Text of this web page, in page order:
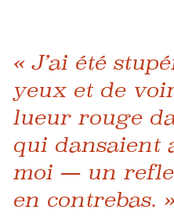
« J’ai été
yeux et de
lueur rouge
qui dansaient
moi — un
en contrebas. »